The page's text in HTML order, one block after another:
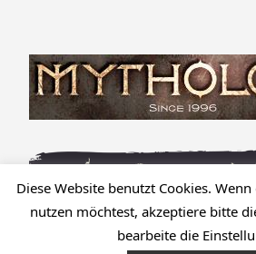
Diese Website benutzt Cookies.
nutzen möchtest, akzeptiere bitte
bearbeite die